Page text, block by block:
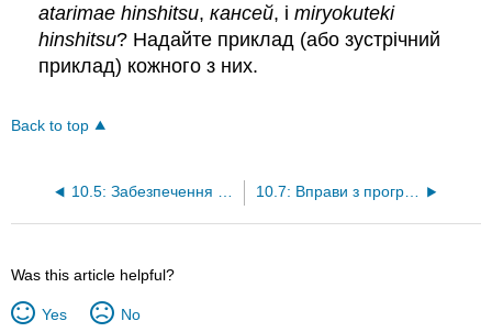
atarimae hinshitsu,кансей, іmiryokuteki
hinshitsu? Надайте приклад (або зустрічний
приклад) кожного з них.
Back to top
10.7: Вправи з програмного забезпечення та технологій
Was this article helpful?
Yes No